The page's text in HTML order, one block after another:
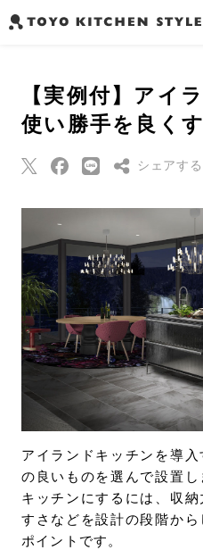
オープンキッチン
アイラン
ペニンシュラキッチン
壁付
セパレートキッチン
並列型
システムキッチン
家具・照明・タイル
バス・洗面
実例から探す
ジャーナルを読む
オンラインストア
お知らせ
カタログを見る
よくあるご質問
お問い合わせ
LANGUAGE :
JP
EN
CN
【実例付】アイ
使い勝手を良く
シェアする
はてな
ク
Eメー
URLを
アイランドキッチンを導
の良いものを選んで設置
キッチンにするには、収
すさなどを設計の段階か
ポイントです。